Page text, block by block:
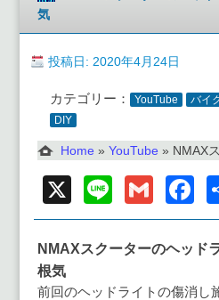
気
投稿日: 2020年4月24日
カテゴリー： YouTube バイ
DIY
Home » YouTube » NMAXスク
X Line
NMAXスクーターのヘッド
根気
前回のヘッドライトの傷消し